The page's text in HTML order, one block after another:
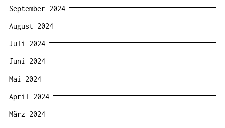
September 2024
August 2024
Juli 2024
Juni 2024
Mai 2024
April 2024
März 2024